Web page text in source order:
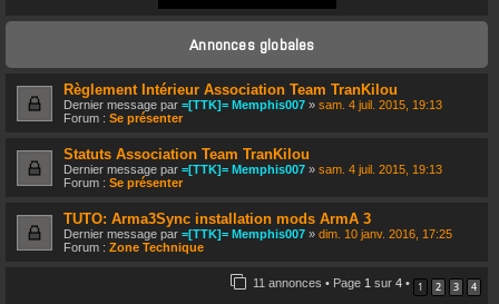
Annonces globales
Règlement Intérieur Association Team TranKilou
Dernier message par =[TTK]= Memphis007 » sam. 4 juil. 2015, 19:13
Forum : Se présenter
Statuts Association Team TranKilou
Dernier message par =[TTK]= Memphis007 » sam. 4 juil. 2015, 19:13
Forum : Se présenter
TUTO: Arma3Sync installation mods ArmA 3
Dernier message par =[TTK]= Memphis007 » dim. 10 janv. 2016, 17:25
Forum : Zone Technique
11 annonces • Page 1 sur 4 • 1 2 3 4